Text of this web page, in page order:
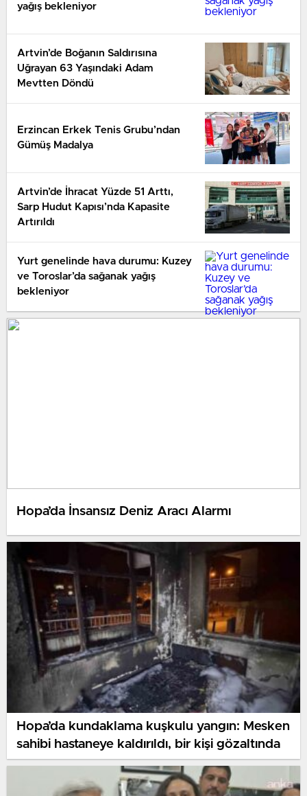
yağış bekleniyor
Artvin’de Boğanın Saldırısına
Uğrayan 63 Yaşındaki Adam
Mevtten Döndü
Erzincan Erkek Tenis Grubu’ndan
Gümüş Madalya
Artvin’de İhracat Yüzde 51 Arttı,
Sarp Hudut Kapısı’nda Kapasite
Artırıldı
Yurt genelinde hava durumu: Kuzey
ve Toroslar’da sağanak yağış
bekleniyor
Hopa’da İnsansız Deniz Aracı Alarmı
Hopa’da kundaklama kuşkulu yangın: Mesken
sahibi hastaneye kaldırıldı, bir kişi gözaltında